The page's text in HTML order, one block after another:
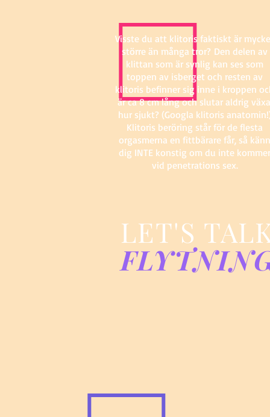
Visste du att klitoris faktiskt är
större än många tror? Den delen av
klittan som är synlig kan ses som
toppen av isberget och resten av
klitoris befinner sig inne i kroppen
är ca 8 cm lång och slutar aldrig
hur sjukt? (Googla klitoris
Klitoris beröring står för de flesta
orgasmerna en fittbärare får, så känn
dig INTE konstig om du inte kommer
vid penetrations sex.
LET'S